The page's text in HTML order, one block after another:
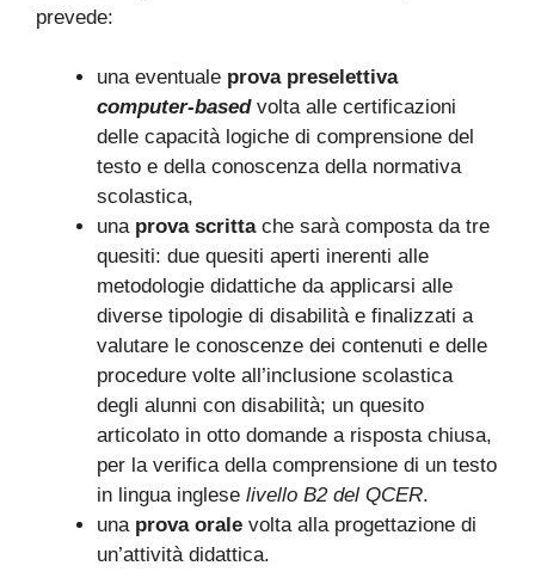
prevede:
una eventuale prova preselettiva
computer-based volta alle certificazioni
delle capacità logiche di comprensione del
testo e della conoscenza della normativa
scolastica,
una prova scritta che sarà composta da tre
quesiti: due quesiti aperti inerenti alle
metodologie didattiche da applicarsi alle
diverse tipologie di disabilità e finalizzati a
valutare le conoscenze dei contenuti e delle
procedure volte all’inclusione scolastica
degli alunni con disabilità; un quesito
articolato in otto domande a risposta chiusa,
per la verifica della comprensione di un testo
in lingua inglese livello B2 del QCER.
una prova orale volta alla progettazione di
un’attività didattica.